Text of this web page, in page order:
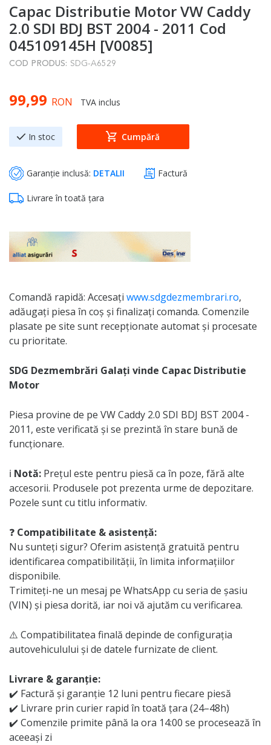
to
the
beginning
of
the
gallery
Capac Distributie Motor VW Caddy
2.0 SDI BDJ BST 2004 - 2011 Cod
045109145H [V0085]
COD PRODUS: SDG-A6529
99,99 RON TVA inclus
In stoc Cumpără
Garanție inclusă: DETALII Factură
Livrare în toată țara
Comandă rapidă: Accesați www.sdgdezmembrari.ro,
adăugați piesa în coș și finalizați comanda. Comenzile
plasate pe site sunt recepționate automat și procesate
cu prioritate.
SDG Dezmembrări Galați vinde Capac Distributie
Motor
Piesa provine de pe VW Caddy 2.0 SDI BDJ BST 2004 -
2011, este verificată și se prezintă în stare bună de
funcționare.
ℹ️ Notă: Prețul este pentru piesă ca în poze, fără alte
accesorii. Produsele pot prezenta urme de depozitare.
Pozele sunt cu titlu informativ.
❓ Compatibilitate & asistență:
Nu sunteți sigur? Oferim asistență gratuită pentru
identificarea compatibilității, în limita informațiilor
disponibile.
Trimiteți-ne un mesaj pe WhatsApp cu seria de șasiu
(VIN) și piesa dorită, iar noi vă ajutăm cu verificarea.
⚠️ Compatibilitatea finală depinde de configurația
autovehiculului și de datele furnizate de client.
Livrare & garanție:
✔️ Factură și garanție 12 luni pentru fiecare piesă
✔️ Livrare prin curier rapid în toată țara (24–48h)
✔️ Comenzile primite până la ora 14:00 se procesează în
aceeași zi